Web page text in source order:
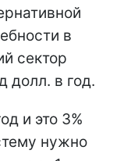
в
сектор
долл. в год.
и это 3%
нужно